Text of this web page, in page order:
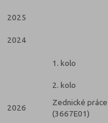
2025
2024
1. kolo
2. kolo
2026
Zednické práce
(3667E01)